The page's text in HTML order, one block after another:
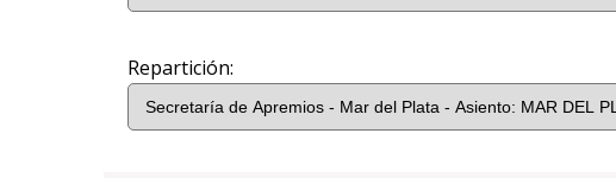
Repartición: